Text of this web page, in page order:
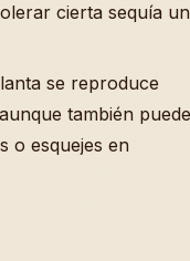
cierta sequía
se reproduce
también puede
o esquejes en